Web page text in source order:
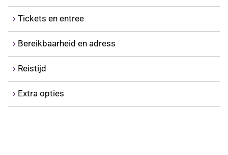
Tickets en entree
Bereikbaarheid en adress
Reistijd
Extra opties